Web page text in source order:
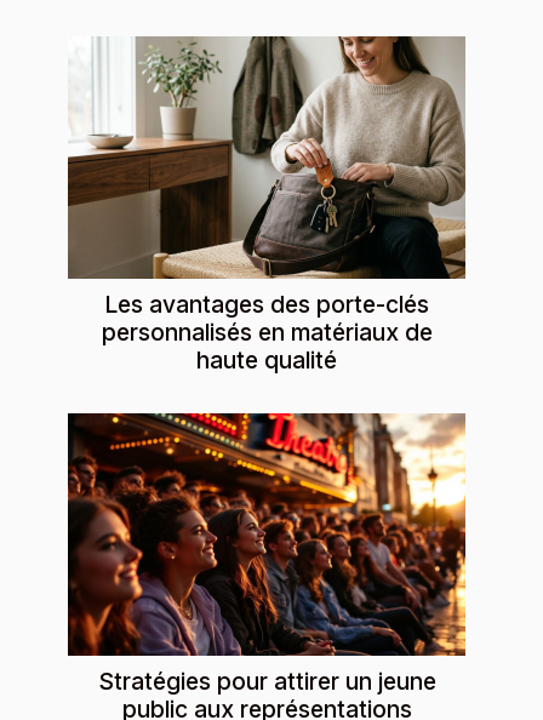
Les avantages des porte-clés
personnalisés en matériaux de
haute qualité
Stratégies pour attirer un jeune
public aux représentations